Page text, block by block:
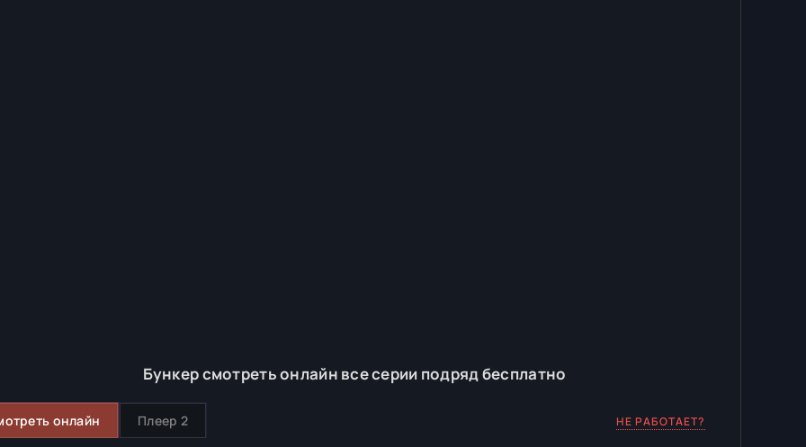
Бункер смотреть онлайн все серии подряд бесплатно
онлайн Плеер 2 НЕ РАБОТАЕТ?